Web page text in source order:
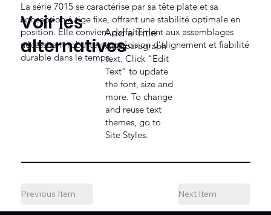
La série 7015 se caractérise par sa tête plate et sa
conception à tige fixe, offrant une stabilité optimale en
position. Elle convient parfaitement aux assemblages
nécessitant robustesse, précision d’alignement et fiabilité
durable dans le temps.
Voir les
alternativesAdd paragraph
text. Click “Edit
Text” to update
the font, size and
more. To change
and reuse text
themes, go to
Site Styles.
Add a Title
Previous Item Next Item